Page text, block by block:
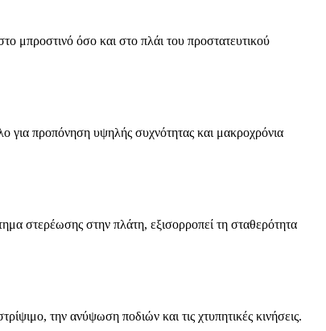
μπροστινό όσο και στο πλάι του προστατευτικού
για προπόνηση υψηλής συχνότητας και μακροχρόνια
στερέωσης στην πλάτη, εξισορροπεί τη σταθερότητα
την ανύψωση ποδιών και τις χτυπητικές κινήσεις.